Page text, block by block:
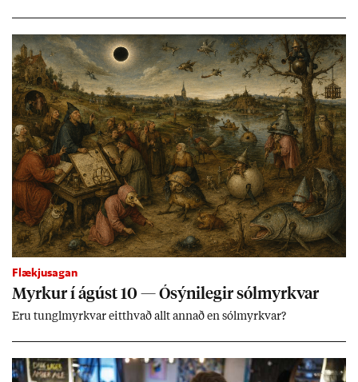
óleið­rétt­ar.
Flækjusagan
Myrk­ur í ág­úst 10 — Ósýni­leg­ir sól­myrkv­ar
Eru tungl­myrkv­ar eitt­hvað allt ann­að en sól­myrkv­ar?